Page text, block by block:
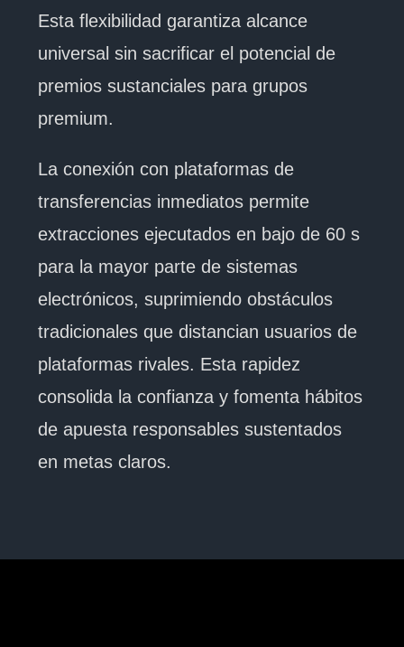
Esta flexibilidad garantiza alcance
universal sin sacrificar el potencial de
premios sustanciales para grupos
premium.
La conexión con plataformas de
transferencias inmediatos permite
extracciones ejecutados en bajo de 60 s
para la mayor parte de sistemas
electrónicos, suprimiendo obstáculos
tradicionales que distancian usuarios de
plataformas rivales. Esta rapidez
consolida la confianza y fomenta hábitos
de apuesta responsables sustentados
en metas claros.